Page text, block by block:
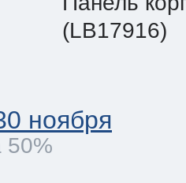
(LB17916)
ноября
50%